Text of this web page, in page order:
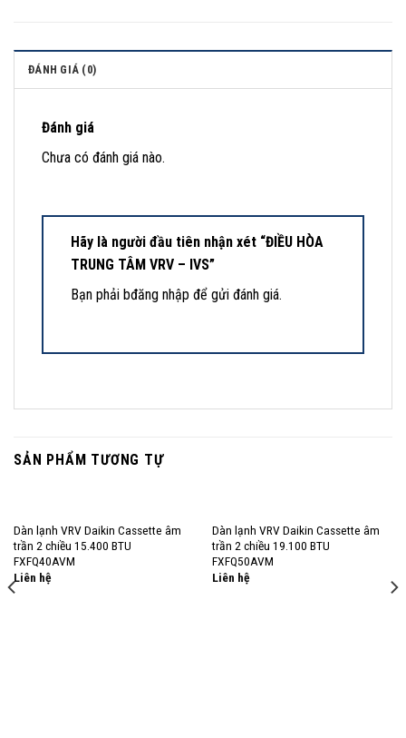
ĐÁNH GIÁ (0)
Đánh giá
Chưa có đánh giá nào.
Hãy là người đầu tiên nhận xét “ĐIỀU HÒA
TRUNG TÂM VRV – IVS”
Bạn phải bđăng nhập để gửi đánh giá.
SẢN PHẨM TƯƠNG TỰ
Dàn lạnh VRV Daikin Cassette âm
trần 2 chiều 15.400 BTU
FXFQ40AVM
Liên hệ
Dàn lạnh VRV Daikin Cassette âm
trần 2 chiều 19.100 BTU
FXFQ50AVM
Liên hệ